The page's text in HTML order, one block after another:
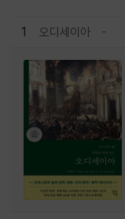
1 오디세이아